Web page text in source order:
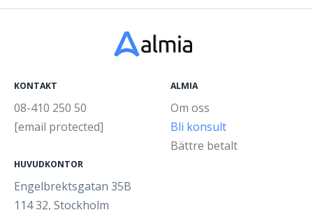
Sjuksköterska
Läkare
KONTAKT
08-410 250 50
[email protected]
HUVUDKONTOR
Engelbrektsgatan 35B
114 32, Stockholm
ALMIA
Om oss
Bli konsult
Bättre betalt